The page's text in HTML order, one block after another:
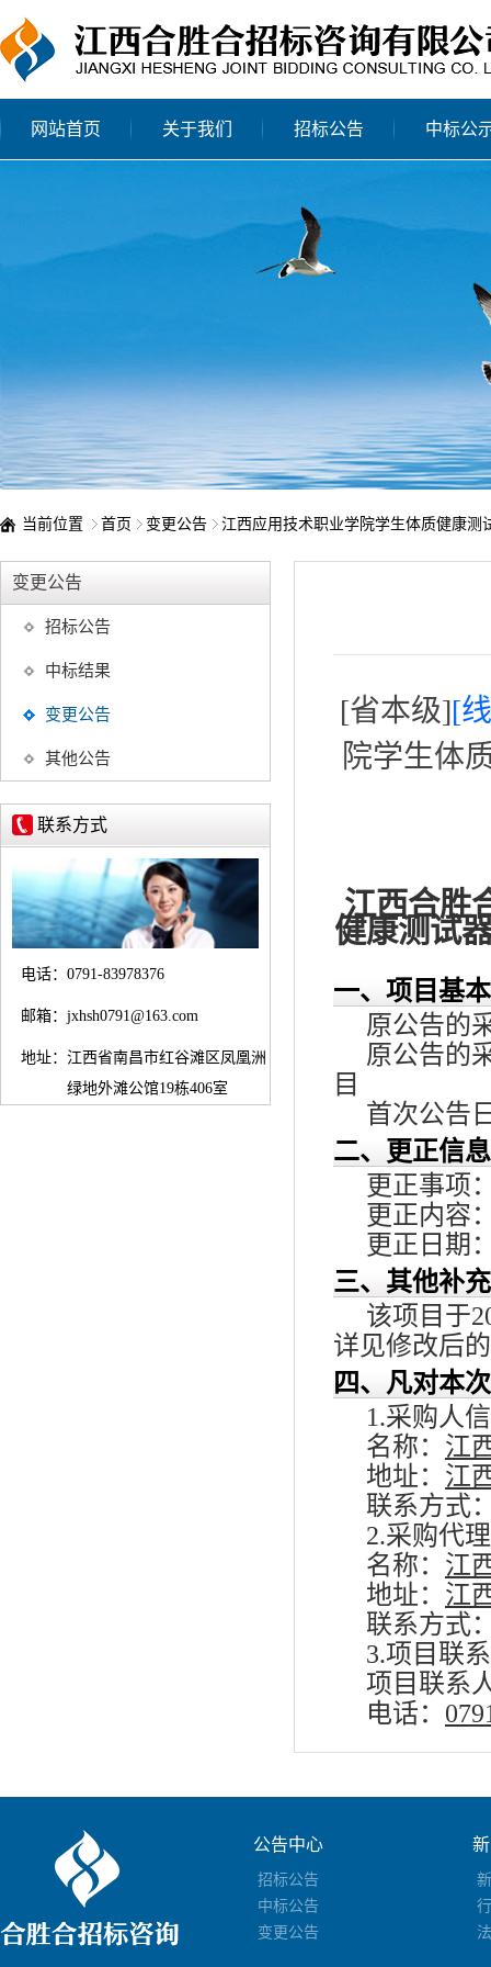
网站首页 关于我们 招标公告 中标公
当前位置 首页 变更公告 江西应用技术职业学院学生体质健康测
变更公告
招标公告
中标结果
变更公告
其他公告
[省本级][
院学生体
江西合胜
健康测试
一、项目基
原公告的
原公告的
目
首次公告
二、更正信息
更正事项
更正内容
更正日期
三、其他补
该项目于
详见修改后
四、凡对本
1.采购人
名称： 江
地址： 江
联系方式
2.采购代
名称： 江
地址： 江
联系方式
3.项目联
项目联系
电话：
联系方式
电话： 0791-83978376
邮箱： jxhsh0791@163.com
地址： 江西省南昌市红谷滩区凤凰洲
绿地外滩公馆19栋406室
公告中心
招标公告
中标公告
变更公告